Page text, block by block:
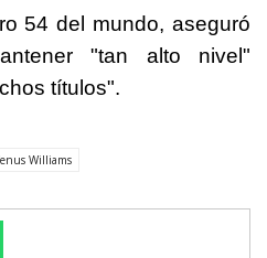
54 del mundo, aseguró
"tan alto nivel"
títulos".
Williams